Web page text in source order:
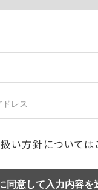
い方針については
同意して入力内容を
画の閲覧
まずは無料で相
すぐに会員登録し